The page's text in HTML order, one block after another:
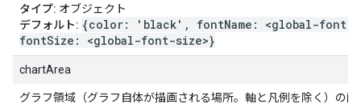
タイプ: オブジェクト
デフォルト: {color: 'black', fontName: <global-font-
fontSize: <global-font-size>}
chartArea
グラフ領域（グラフ自体が描画される場所。軸と凡例を除く）の